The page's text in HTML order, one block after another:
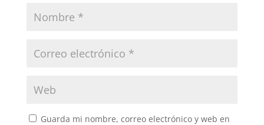
Guarda mi nombre, correo electrónico y web en